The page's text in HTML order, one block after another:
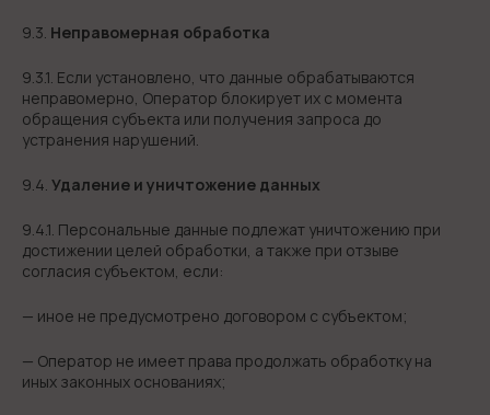
9.3. Неправомерная обработка
9.3.1. Если установлено, что данные обрабатываются
неправомерно, Оператор блокирует их с момента
обращения субъекта или получения запроса до
устранения нарушений.
9.4. Удаление и уничтожение данных
9.4.1. Персональные данные подлежат уничтожению при
достижении целей обработки, а также при отзыве
согласия субъектом, если:
— иное не предусмотрено договором с субъектом;
— Оператор не имеет права продолжать обработку на
иных законных основаниях;